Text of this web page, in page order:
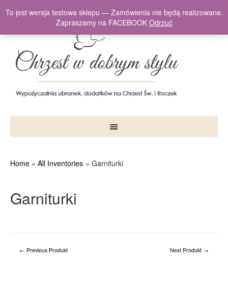
Home All Inventories Garniturki
Garniturki
← Previous Produkt Next Produkt →
To jest wersja testowa sklepu — Zamówienia nie będą realizowane.
Zapraszamy na FACEBOOK Odrzuć